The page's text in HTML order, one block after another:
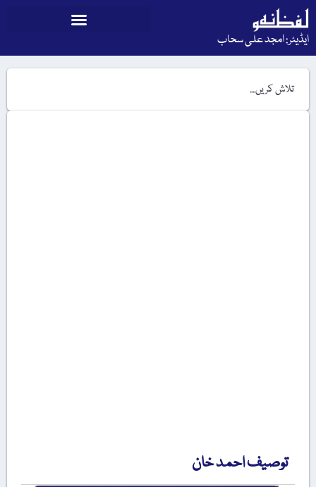
ایڈیٹر: امجد علی سحاب
توصیف احمد خان